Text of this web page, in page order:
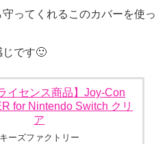
ってくれるこのカバーを使っ
じです🙂
イセンス商品】Joy-Con
for Nintendo Switch クリ
ア
キーズファクトリー